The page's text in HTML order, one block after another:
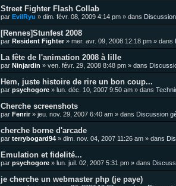
Street Fighter Flash Collab
par EvilRyu » dim. févr. 08, 2009 4:14 pm » dans
[Rennes]Stunfest 2008
par Resident Fighter» mer. avr. 09, 2008 12:18 pm » dans
La fête de l'animation 2008 à lille
par Ninjardin » ven. févr. 29, 2008 8:48 pm » dans
Hem, juste histoire de rire un bon coup...
par psychogore » lun. déc. 10, 2007 9:50 am » dans
Cherche screenshots
par Fenrir» jeu. nov. 29, 2007 6:40 am » dans Discussion
cherche borne d'arcade
par terrybogard94 » dim. nov. 04, 2007 11:26 am » dans
Emulation et fidelité...
par psychogore » lun. juil. 02, 2007 5:31 pm » dans
je cherche un webmaster php (je paye)